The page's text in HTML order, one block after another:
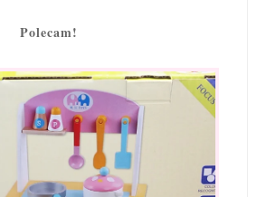
Polecam!